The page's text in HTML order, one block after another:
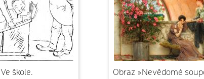
Ve škole. Obraz »Nevědomé